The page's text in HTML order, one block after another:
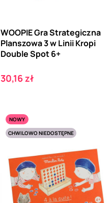
WOOPIE Gra Strategiczna
Planszowa 3 w Linii Kropi
Double Spot 6+
Cena
30,16 zł
NOWY
CHWILOWO NIEDOSTĘPNE